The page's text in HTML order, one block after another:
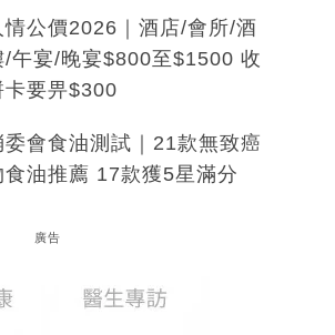
情公價2026｜酒店/會所/酒
/午宴/晚宴$800至$1500 收
卡要畀$300
委會食油測試｜21款無致癌
食油推薦 17款獲5星滿分
廣告